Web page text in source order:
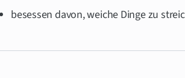
besessen davon, weiche Dinge zu